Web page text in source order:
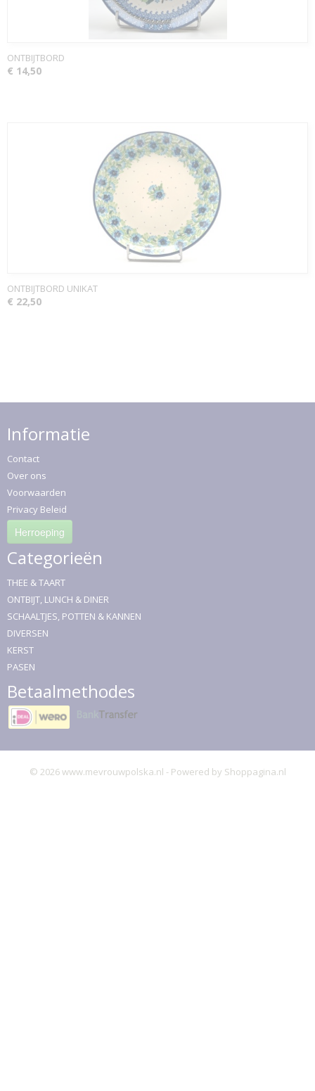
ONTBIJTBORD
€ 14,50
ONTBIJTBORD UNIKAT
€ 22,50
Informatie
Contact
Over ons
Voorwaarden
Privacy Beleid
Herroeping
Categorieën
THEE & TAART
ONTBIJT, LUNCH & DINER
SCHAALTJES, POTTEN & KANNEN
DIVERSEN
KERST
PASEN
Betaalmethodes
© 2026 www.mevrouwpolska.nl - Powered by Shoppagina.nl